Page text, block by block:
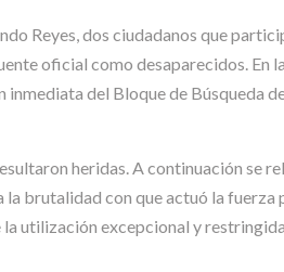
Reyes, dos ciudadanos que
oficial como desaparecidos. En
inmediata del Bloque de Búsqueda
heridas. A continuación se
la brutalidad con que actuó la
utilización excepcional y